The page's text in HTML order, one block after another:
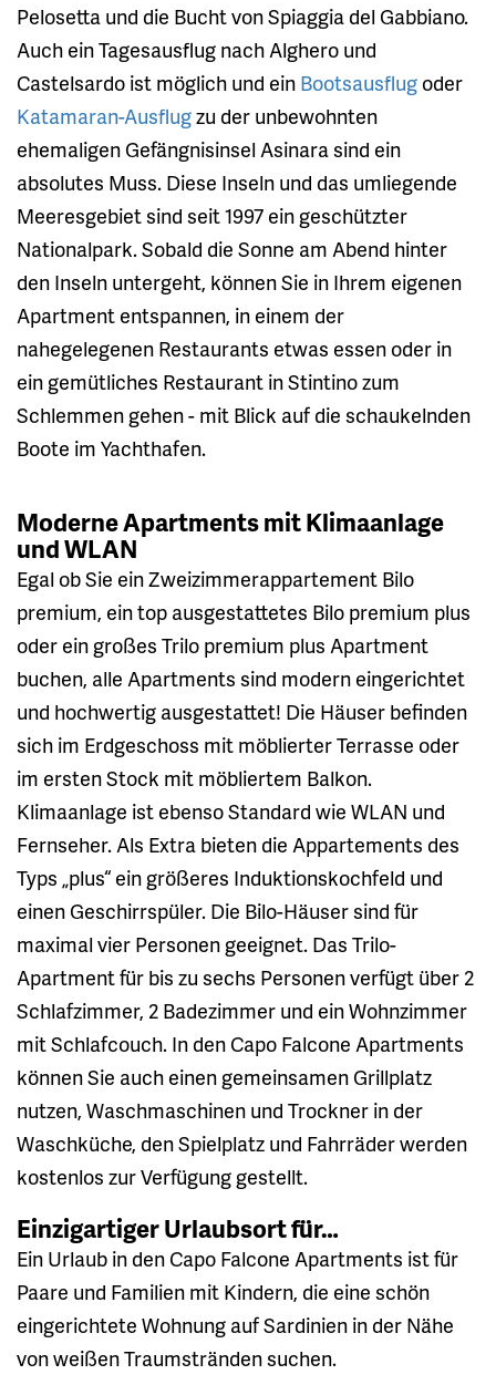
Pelosetta und die Bucht von Spiaggia del Gabbiano.
Auch ein Tagesausflug nach Alghero und
Castelsardo ist möglich und ein Bootsausflug oder
Katamaran-Ausflugzu der unbewohnten
ehemaligen Gefängnisinsel Asinara sind ein
absolutes Muss. Diese Inseln und das umliegende
Meeresgebiet sind seit 1997 ein geschützter
Nationalpark. Sobald die Sonne am Abend hinter
den Inseln untergeht, können Sie in Ihrem eigenen
Apartment entspannen, in einem der
nahegelegenen Restaurants etwas essen oder in
ein gemütliches Restaurant in Stintino zum
Schlemmen gehen - mit Blick auf die schaukelnden
Boote im Yachthafen.
Moderne Apartments mit Klimaanlage
und WLAN
Egal ob Sie ein Zweizimmerappartement Bilo
premium, ein top ausgestattetes Bilo premium plus
oder ein großes Trilo premium plus Apartment
buchen, alle Apartments sind modern eingerichtet
und hochwertig ausgestattet! Die Häuser befinden
sich im Erdgeschoss mit möblierter Terrasse oder
im ersten Stock mit möbliertem Balkon.
Klimaanlage ist ebenso Standard wie WLAN und
Fernseher. Als Extra bieten die Appartements des
Typs „plus“ ein größeres Induktionskochfeld und
einen Geschirrspüler. Die Bilo-Häuser sind für
maximal vier Personen geeignet. Das Trilo-
Apartment für bis zu sechs Personen verfügt über 2
Schlafzimmer, 2 Badezimmer und ein Wohnzimmer
mit Schlafcouch. In den Capo Falcone Apartments
können Sie auch einen gemeinsamen Grillplatz
nutzen, Waschmaschinen und Trockner in der
Waschküche, den Spielplatz und Fahrräder werden
kostenlos zur Verfügung gestellt.
Einzigartiger Urlaubsort für…
Ein Urlaub in den Capo Falcone Apartments ist für
Paare und Familien mit Kindern, die eine schön
eingerichtete Wohnung auf Sardinien in der Nähe
von weißen Traumstränden suchen.